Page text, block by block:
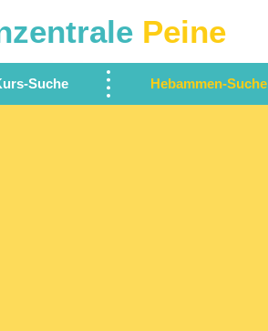
Peine
Suche Hebammen-Suche